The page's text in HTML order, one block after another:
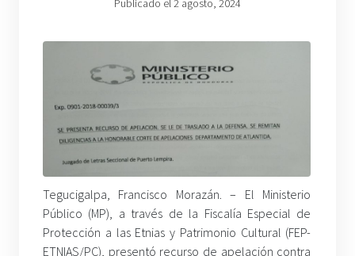
Publicado el 2 agosto, 2024
Tegucigalpa, Francisco Morazán. – El Ministerio
Público (MP), a través de la Fiscalía Especial de
Protección a las Etnias y Patrimonio Cultural (FEP-
ETNIAS/PC), presentó recurso de apelación contra